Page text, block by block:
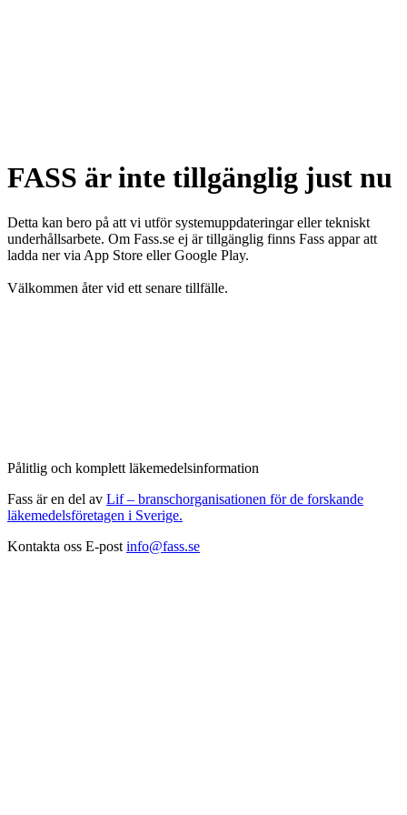
FASS är inte tillgänglig just nu
Detta kan bero på att vi utför systemuppdateringar eller tekniskt
underhållsarbete. Om Fass.se ej är tillgänglig finns Fass appar att
ladda ner via App Store eller Google Play.
Välkommen åter vid ett senare tillfälle.
Pålitlig och komplett läkemedelsinformation
Fass är en del av Lif – branschorganisationen för de forskande
läkemedelsföretagen i Sverige.
Kontakta oss E-post info@fass.se